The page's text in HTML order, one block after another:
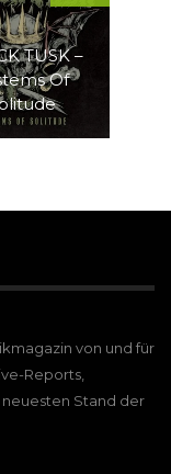
TUSK –
Of
von und für
Reports,
Stand der